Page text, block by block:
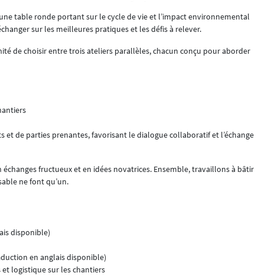
table ronde portant sur le cycle de vie et l’impact environnemental
sur les meilleures pratiques et les défis à relever.
de choisir entre trois ateliers parallèles, chacun conçu pour aborder
et de parties prenantes, favorisant le dialogue collaboratif et l’échange
fructueux et en idées novatrices. Ensemble, travaillons à bâtir
ne font qu’un.
disponible)
en anglais disponible)
et logistique sur les chantiers